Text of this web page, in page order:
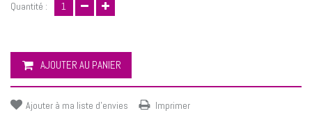
Quantité :
AJOUTER AU PANIER
Ajouter à ma liste d'envies Imprimer